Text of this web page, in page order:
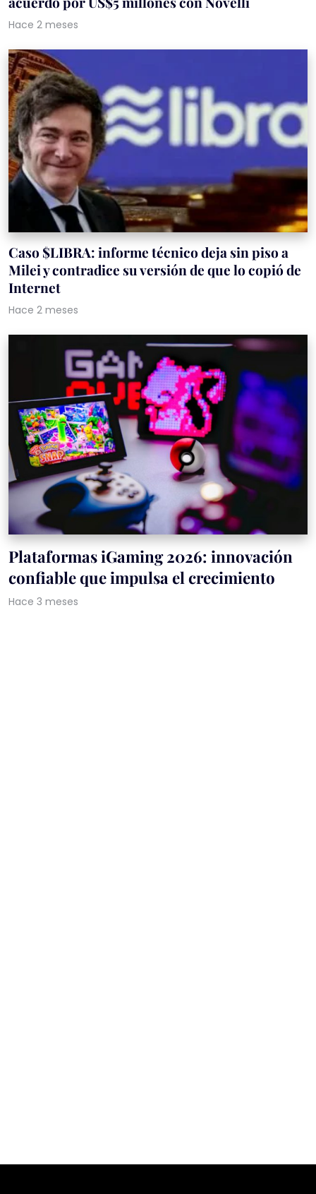
Hace 2 meses
Caso $LIBRA: informe técnico deja sin piso a
Milei y contradice su versión de que lo copió de
Internet
Hace 2 meses
Plataformas iGaming 2026: innovación
confiable que impulsa el crecimiento
Hace 3 meses